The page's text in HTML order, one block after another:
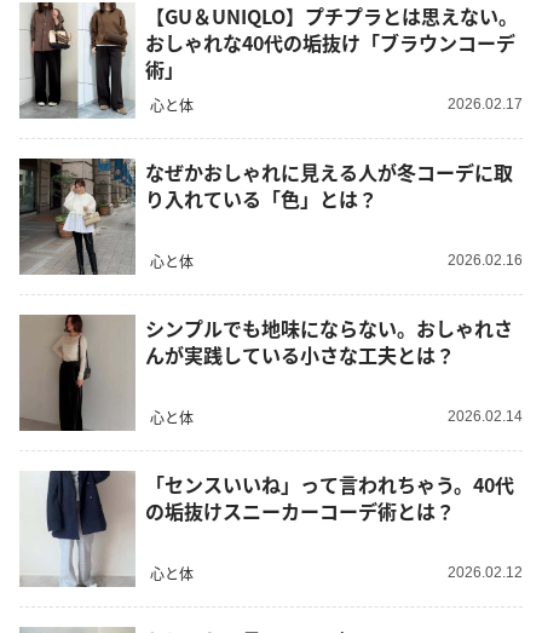
【GU＆UNIQLO】プチプラとは思えない。
おしゃれな40代の垢抜け「ブラウンコーデ
術」
心と体 2026.02.17
なぜかおしゃれに見える人が冬コーデに取
り入れている「色」とは？
心と体 2026.02.16
シンプルでも地味にならない。おしゃれさ
んが実践している小さな工夫とは？
心と体 2026.02.14
「センスいいね」って言われちゃう。40代
の垢抜けスニーカーコーデ術とは？
心と体 2026.02.12